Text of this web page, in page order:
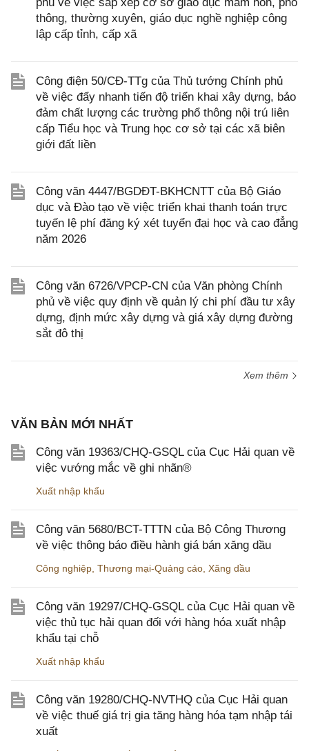
thông, thường xuyên, giáo dục nghề nghiệp công
lập cấp tỉnh, cấp xã
Công điện 50/CĐ-TTg của Thủ tướng Chính phủ
về việc đẩy nhanh tiến độ triển khai xây dựng, bảo
đảm chất lượng các trường phổ thông nội trú liên
cấp Tiểu học và Trung học cơ sở tại các xã biên
giới đất liền
Công văn 4447/BGDĐT-BKHCNTT của Bộ Giáo
dục và Đào tạo về việc triển khai thanh toán trực
tuyến lệ phí đăng ký xét tuyển đại học và cao đẳng
năm 2026
Công văn 6726/VPCP-CN của Văn phòng Chính
phủ về việc quy định về quản lý chi phí đầu tư xây
dựng, định mức xây dựng và giá xây dựng đường
sắt đô thị
Xem thêm
VĂN BẢN MỚI NHẤT
Công văn 19363/CHQ-GSQL của Cục Hải quan về
việc vướng mắc về ghi nhãn®
Xuất nhập khẩu
Công văn 5680/BCT-TTTN của Bộ Công Thương
về việc thông báo điều hành giá bán xăng dầu
Công nghiệp Thương mại-Quảng cáo Xăng dầu
Công văn 19297/CHQ-GSQL của Cục Hải quan về
việc thủ tục hải quan đối với hàng hóa xuất nhập
khẩu tại chỗ
Xuất nhập khẩu
Công văn 19280/CHQ-NVTHQ của Cục Hải quan
về việc thuế giá trị gia tăng hàng hóa tạm nhập tái
xuất